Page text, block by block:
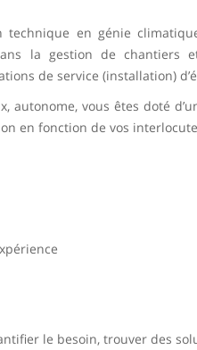
en génie
la gestion de chantiers
de service (installation)
autonome, vous êtes doté
en fonction de vos
le besoin, trouver des